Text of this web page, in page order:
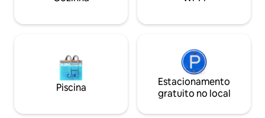
Piscina
Estacionamento
gratuito no local